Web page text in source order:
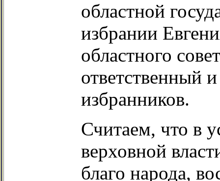
областной
избрании
областного
ответственный
избранников.
Считаем, что в
верховной
благо народа,